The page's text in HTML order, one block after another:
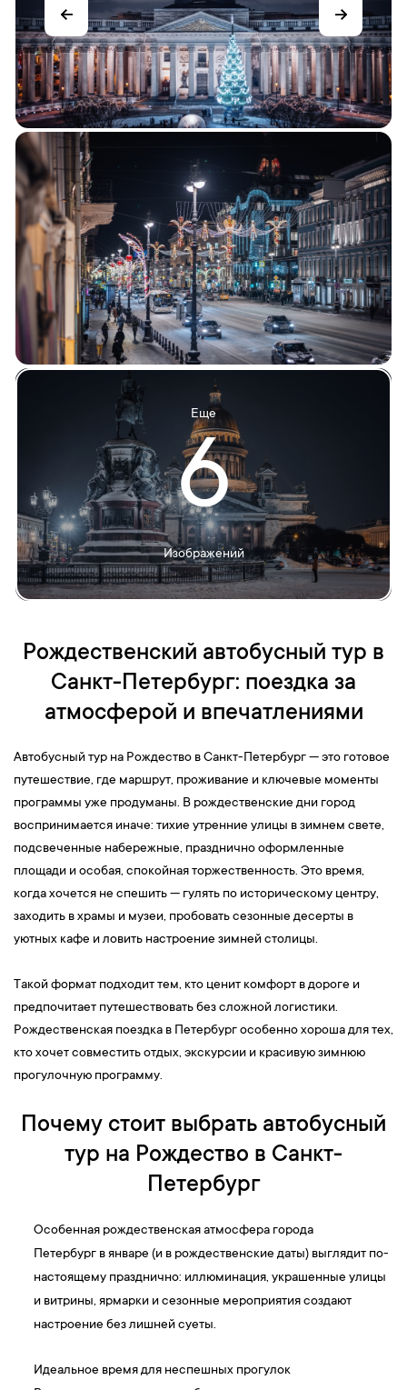
Еще
6
Изображений
Рождественский автобусный тур в
Санкт-Петербург: поездка за
атмосферой и впечатлениями
Автобусный тур на Рождество в Санкт-Петербург — это готовое
путешествие, где маршрут, проживание и ключевые моменты
программы уже продуманы. В рождественские дни город
воспринимается иначе: тихие утренние улицы в зимнем свете,
подсвеченные набережные, празднично оформленные
площади и особая, спокойная торжественность. Это время,
когда хочется не спешить — гулять по историческому центру,
заходить в храмы и музеи, пробовать сезонные десерты в
уютных кафе и ловить настроение зимней столицы.
Такой формат подходит тем, кто ценит комфорт в дороге и
предпочитает путешествовать без сложной логистики.
Рождественская поездка в Петербург особенно хороша для тех,
кто хочет совместить отдых, экскурсии и красивую зимнюю
прогулочную программу.
Почему стоит выбрать автобусный
тур на Рождество в Санкт-
Петербург
Особенная рождественская атмосфера города
Петербург в январе (и в рождественские даты) выглядит по-
настоящему празднично: иллюминация, украшенные улицы
и витрины, ярмарки и сезонные мероприятия создают
настроение без лишней суеты.
Идеальное время для неспешных прогулок